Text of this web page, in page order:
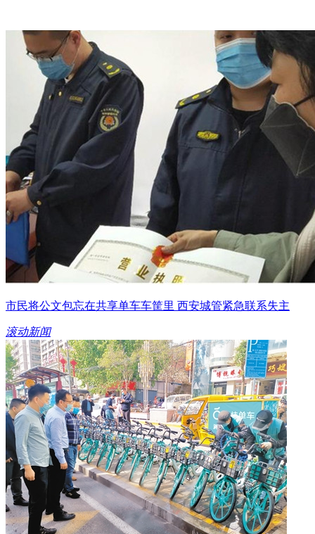
市民将公文包忘在共享单车车筐里 西安城管紧急联系失主
滚动新闻